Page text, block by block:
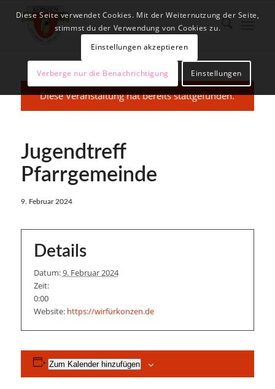
Diese Veranstaltung hat bereits stattgefunden.
Jugendtreff
Pfarrgemeinde
9. Februar 2024
Details
Datum:9. Februar 2024
Zeit:
0:00
Website: https://wirfürkonzen.de
Zum Kalender hinzufügen
Diese Seite verwendet Cookies. Mit der Weiternutzung der Seite,
stimmst du der Verwendung von Cookies zu.
Einstellungen akzeptieren
Verberge nur die Benachrichtigung Einstellungen